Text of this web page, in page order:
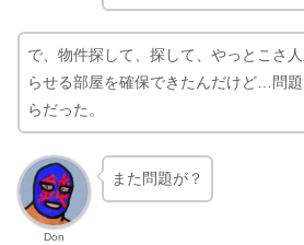
で、物件探して、探して、やっとこさ
らせる部屋を確保できたんだけど…問
らだった。
Don
また問題が？